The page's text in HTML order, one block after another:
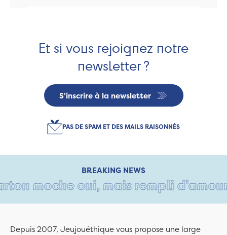
Et si vous rejoignez notre
newsletter ?
S'inscrire à la newsletter
PAS DE SPAM ET DES MAILS RAISONNÉS
BREAKING NEWS
moche oui, mais rempli d'amour •
Depuis 2007, Jeujouéthique vous propose une large